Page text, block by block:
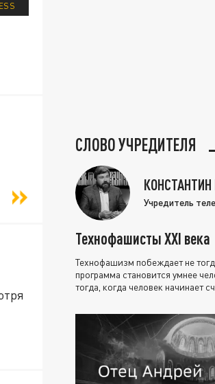
СЛОВО УЧРЕДИТЕЛЯ
Учредитель
Технофашисты XXI века
Технофашизм побеждает не
программа становится умнее
тогда, когда человек начинает